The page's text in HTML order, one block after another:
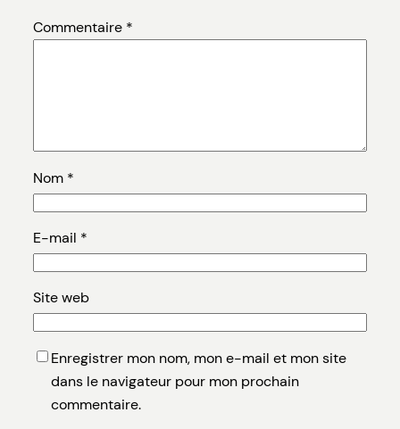
Commentaire *
Nom *
E-mail *
Site web
Enregistrer mon nom, mon e-mail et mon site
dans le navigateur pour mon prochain
commentaire.